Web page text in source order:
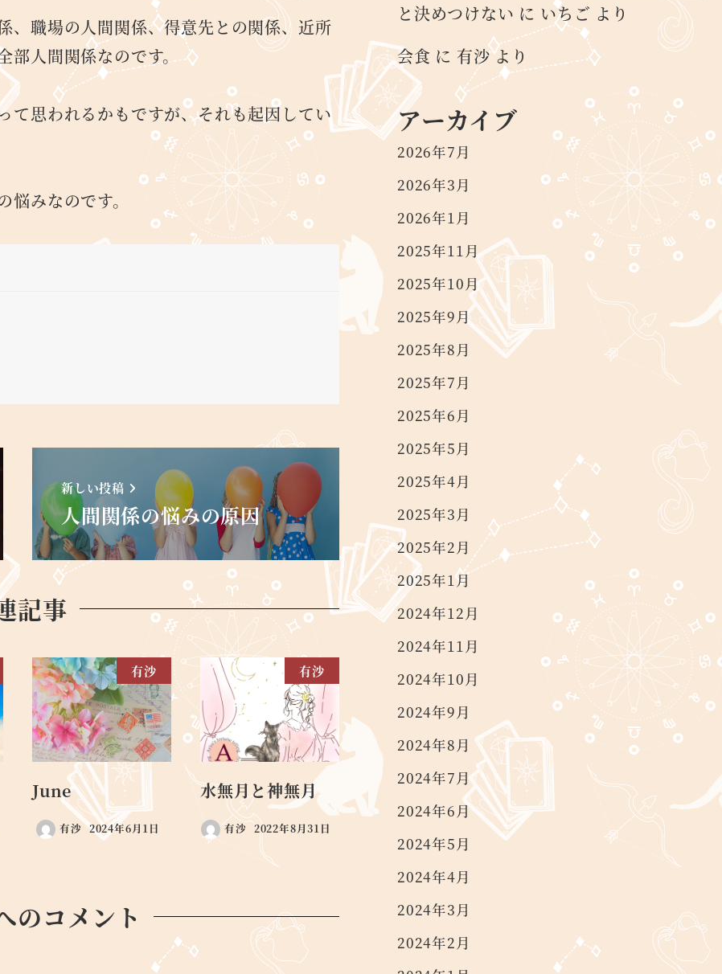
、職場の人間関係、得意先との関係、近所
部人間関係なのです。
て思われるかもですが、それも起因してい
みなのです。
新しい投稿
人間関係の悩みの原因
記事
有沙
June
有沙 2024年6月1日
有沙
水無月と神無月
有沙 2022年8月31日
のコメント
と決めつけない に いちご より
会食 に 有沙より
アーカイブ
2026年7月
2026年3月
2026年1月
2025年11月
2025年10月
2025年9月
2025年8月
2025年7月
2025年6月
2025年5月
2025年4月
2025年3月
2025年2月
2025年1月
2024年12月
2024年11月
2024年10月
2024年9月
2024年8月
2024年7月
2024年6月
2024年5月
2024年4月
2024年3月
2024年2月